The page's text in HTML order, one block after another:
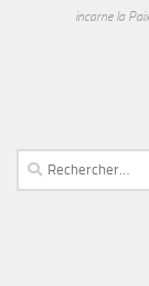
incarne la
Rechercher :